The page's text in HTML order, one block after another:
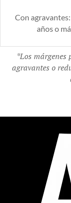
Con
años o
*Los márgenes
agravantes o